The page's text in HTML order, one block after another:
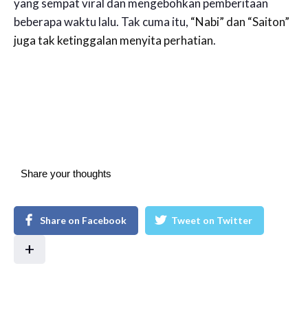
yang sempat viral dan mengebohkan pemberitaan
beberapa waktu lalu. Tak cuma itu, “Nabi” dan “Saiton”
juga tak ketinggalan menyita perhatian.
Share your thoughts
Share on Facebook Tweet on Twitter
+